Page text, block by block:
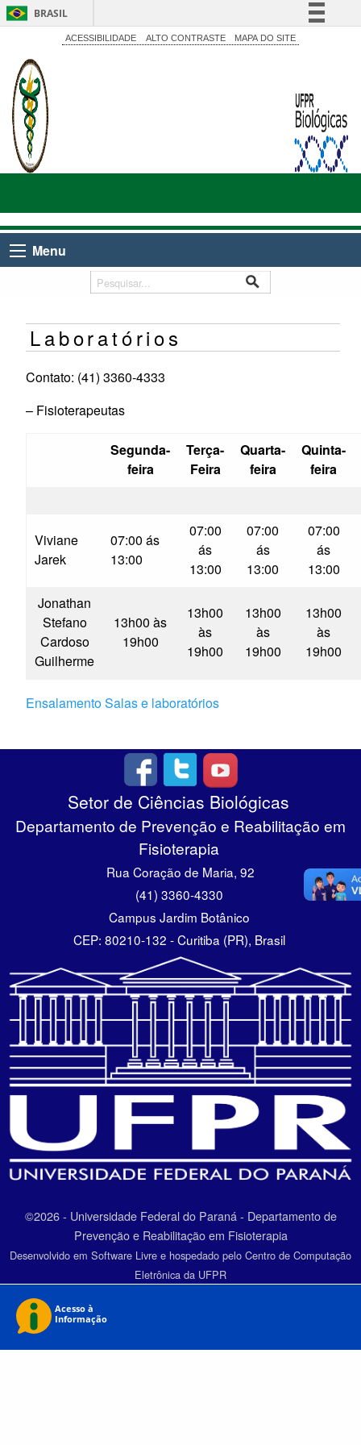
BRASIL
Simplifique!
Acesso à informação
ACESSIBILIDADE ALTO CONTRASTE MAPA DO SITE
Menu
Laboratórios
Contato: (41) 3360-4333
– Fisioterapeutas
Segunda-
feira
Terça-
Feira
Quarta-
feira
Quinta-
feira
Viviane
Jarek
07:00 ás
13:00
07:00
ás
13:00
07:00
ás
13:00
07:00
ás
13:00
Jonathan
Stefano
Cardoso
Guilherme
13h00 às
19h00
13h00
às
19h00
13h00
às
19h00
13h00
às
19h00
Ensalamento Salas e laboratórios
Setor de Ciências Biológicas
Departamento de Prevenção e Reabilitação em
Fisioterapia
Rua Coração de Maria, 92
(41) 3360-4330
Campus Jardim Botânico
CEP: 80210-132 - Curitiba (PR), Brasil
©2026 - Universidade Federal do Paraná - Departamento de
Prevenção e Reabilitação em Fisioterapia
Desenvolvido em Software Livre e hospedado pelo Centro de Computação
Eletrônica da UFPR